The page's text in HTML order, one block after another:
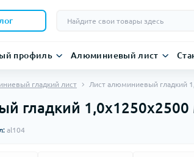
профиль Алюминиевый лист
гладкий лист Лист алюминиевый гладкий
гладкий
al104